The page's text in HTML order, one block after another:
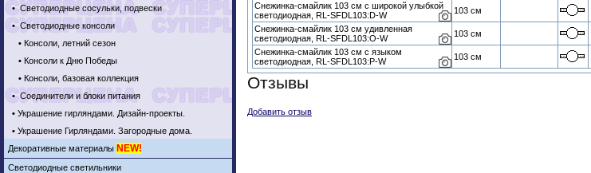
•Светодиодные сосульки, подвески
•Светодиодные консоли
• Консоли, летний сезон
• Консоли к Дню Победы
• Консоли, базовая коллекция
•Соединители и блоки питания
• Украшение гирляндами. Дизайн-проекты.
• Украшение Гирляндами. Загородные дома.
Декоративные материалы NEW!
Светодиодные светильники
Снежинка-смайлик 103 см с широкой улыбкой
светодиодная, RL-SFDL103:D-W
103 см
Снежинка-смайлик 103 см удивленная
светодиодная, RL-SFDL103:O-W
103 см
Снежинка-смайлик 103 см с языком
светодиодная, RL-SFDL103:P-W
103 см
Отзывы
Добавить отзыв